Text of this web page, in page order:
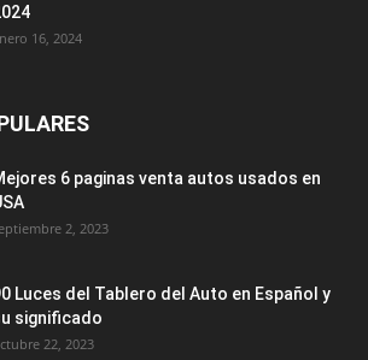
16, 2024
6 paginas venta autos usados en
2, 2023
Luces del Tablero del Auto en Español y
significado
22, 2023